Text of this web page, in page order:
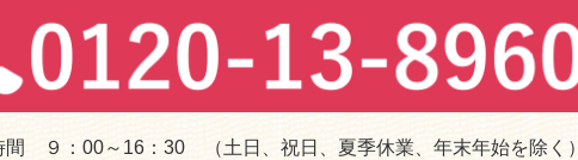
間 ９：00～16：30 （土日、祝日、夏季休業、年末年始を除く）